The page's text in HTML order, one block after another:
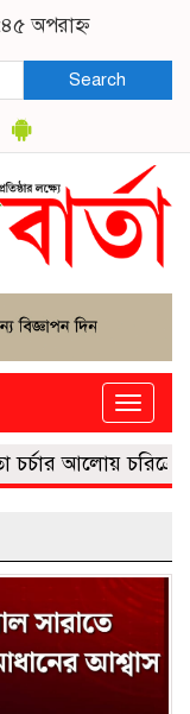
অপরাহ্ন
Search
Toggle
আলোয় চরিত্রের